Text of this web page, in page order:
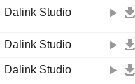
Dalink Studio
Dalink Studio
Dalink Studio